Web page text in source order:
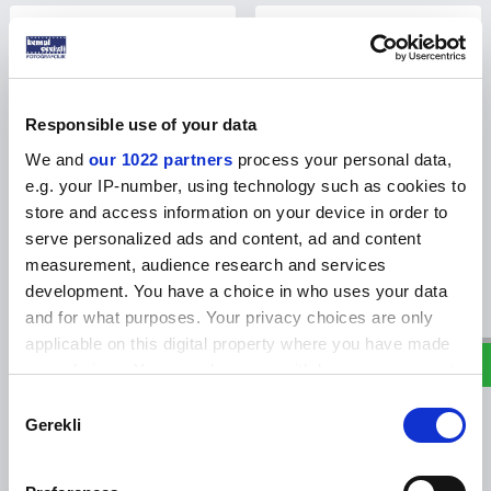
Responsible use of your data
We and our 1022 partners process your personal data,
e.g. your IP-number, using technology such as cookies to
store and access information on your device in order to
serve personalized ads and content, ad and content
measurement, audience research and services
development. You have a choice in who uses your data
and for what purposes. Your privacy choices are only
applicable on this digital property where you have made
your choices. You can change or withdraw your consent
the Privacy trigger icon.
Selection
Gerekli
EPSON
Epson Ecotank için 112 Serisi
Orijinal Mürekkepler
Ürünün fiyatını görmek için
bayi girişiyapınız
Kolay Mürekkep Dolum Kapağı
Epson Eco Tank Uyumlu
Ürünün fiyatını görmek için
bayi girişi yapınız